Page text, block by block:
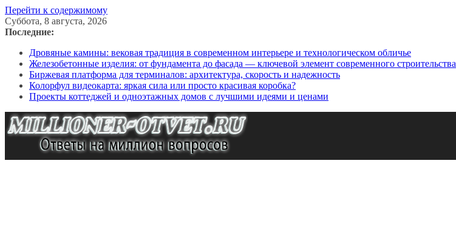
Перейти к содержимому
Суббота, 8 августа, 2026
Последние:
Дровяные камины: вековая традиция в современном интерьере и технологическом обличье
Железобетонные изделия: от фундамента до фасада — ключевой элемент современного строительства
Биржевая платформа для терминалов: архитектура, скорость и надежность
Колорфул видеокарта: яркая сила или просто красивая коробка?
Проекты коттеджей и одноэтажных домов с лучшими идеями и ценами